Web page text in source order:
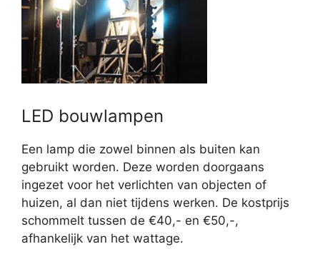
LED bouwlampen
Een lamp die zowel binnen als buiten kan
gebruikt worden. Deze worden doorgaans
ingezet voor het verlichten van objecten of
huizen, al dan niet tijdens werken. De kostprijs
schommelt tussen de €40,- en €50,-,
afhankelijk van het wattage.